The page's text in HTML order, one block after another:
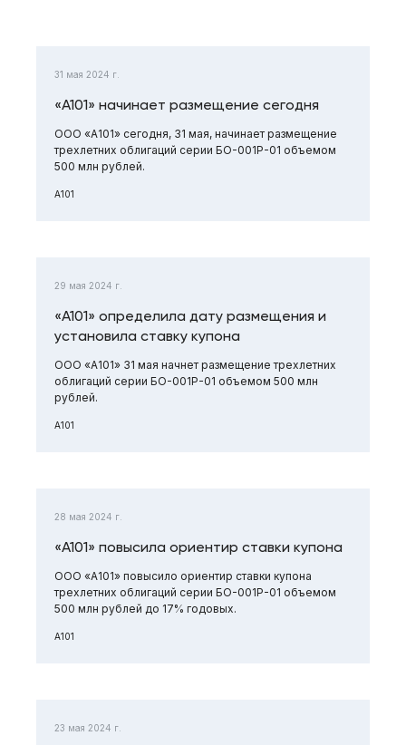
31 мая 2024 г.
«А101» начинает размещение сегодня
ООО «А101» сегодня, 31 мая, начинает размещение
трехлетних облигаций серии БО-001Р-01 объемом
500 млн рублей.
А101
29 мая 2024 г.
«А101» определила дату размещения и
установила ставку купона
ООО «А101» 31 мая начнет размещение трехлетних
облигаций серии БО-001Р-01 объемом 500 млн
рублей.
А101
28 мая 2024 г.
«А101» повысила ориентир ставки купона
ООО «А101» повысило ориентир ставки купона
трехлетних облигаций серии БО-001Р-01 объемом
500 млн рублей до 17% годовых.
А101
23 мая 2024 г.